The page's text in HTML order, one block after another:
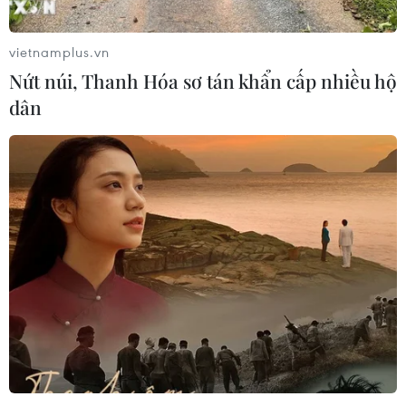
Houthi bị nghi đứng sau vụ tấn công đánh chìm tàu
hàng Ấn Độ trên Biển Đỏ
05/08/2026 15:29
Israel và Liban không đạt tiến triển trong ngày đàm
phán đầu tiên
05/08/2026 15:01
Xung đột tại Trung Đông: Tàu hàng Ấn Độ bị đánh
chìm trên Biển Đỏ
05/08/2026 04:40
Israel phát triển xét nghiệm máu đơn giản giúp phát
vietnamplus.vn
Nứt núi, Thanh Hóa sơ tán khẩn cấp nhiều hộ
dân